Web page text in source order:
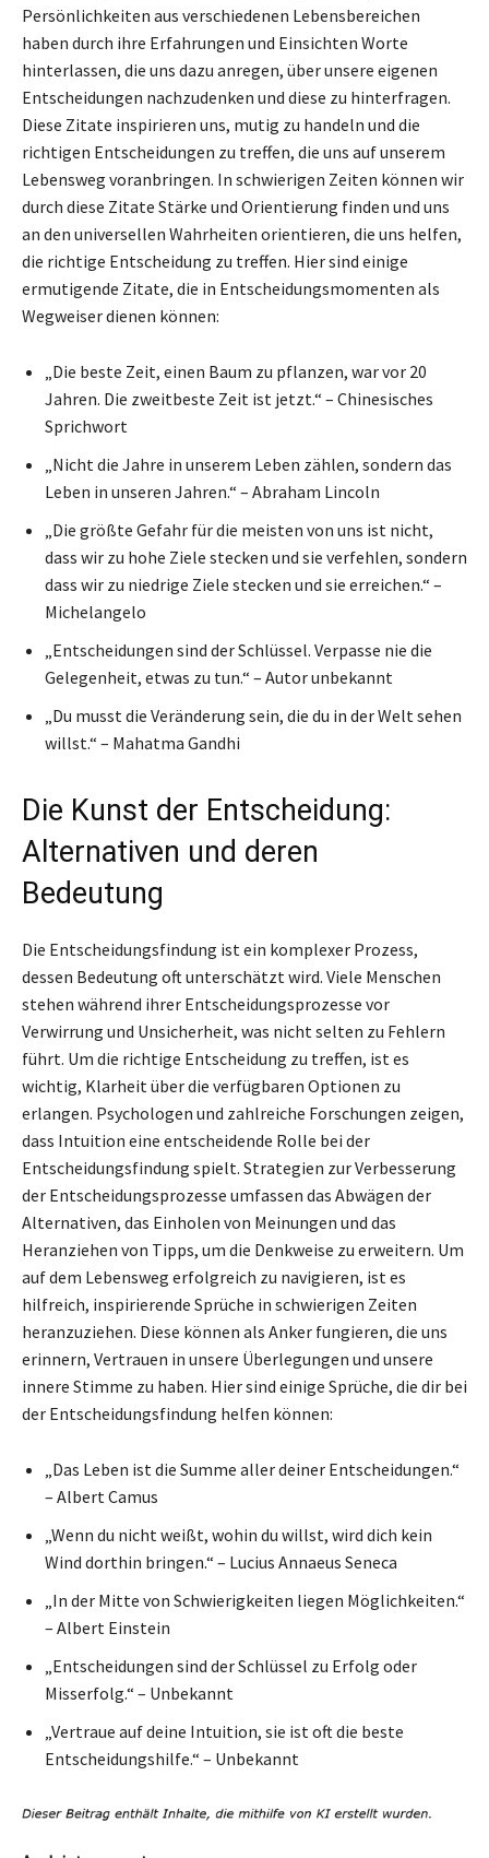
Persönlichkeiten aus verschiedenen Lebensbereichen
haben durch ihre Erfahrungen und Einsichten Worte
hinterlassen, die uns dazu anregen, über unsere eigenen
Entscheidungen nachzudenken und diese zu hinterfragen.
Diese Zitate inspirieren uns, mutig zu handeln und die
richtigen Entscheidungen zu treffen, die uns auf unserem
Lebensweg voranbringen. In schwierigen Zeiten können wir
durch diese Zitate Stärke und Orientierung finden und uns
an den universellen Wahrheiten orientieren, die uns helfen,
die richtige Entscheidung zu treffen. Hier sind einige
ermutigende Zitate, die in Entscheidungsmomenten als
Wegweiser dienen können:
„Die beste Zeit, einen Baum zu pflanzen, war vor 20
Jahren. Die zweitbeste Zeit ist jetzt.“ – Chinesisches
Sprichwort
„Nicht die Jahre in unserem Leben zählen, sondern das
Leben in unseren Jahren.“ – Abraham Lincoln
„Die größte Gefahr für die meisten von uns ist nicht,
dass wir zu hohe Ziele stecken und sie verfehlen, sondern
dass wir zu niedrige Ziele stecken und sie erreichen.“ –
Michelangelo
„Entscheidungen sind der Schlüssel. Verpasse nie die
Gelegenheit, etwas zu tun.“ – Autor unbekannt
„Du musst die Veränderung sein, die du in der Welt sehen
willst.“ – Mahatma Gandhi
Die Kunst der Entscheidung:
Alternativen und deren
Bedeutung
Die Entscheidungsfindung ist ein komplexer Prozess,
dessen Bedeutung oft unterschätzt wird. Viele Menschen
stehen während ihrer Entscheidungsprozesse vor
Verwirrung und Unsicherheit, was nicht selten zu Fehlern
führt. Um die richtige Entscheidung zu treffen, ist es
wichtig, Klarheit über die verfügbaren Optionen zu
erlangen. Psychologen und zahlreiche Forschungen zeigen,
dass Intuition eine entscheidende Rolle bei der
Entscheidungsfindung spielt. Strategien zur Verbesserung
der Entscheidungsprozesse umfassen das Abwägen der
Alternativen, das Einholen von Meinungen und das
Heranziehen von Tipps, um die Denkweise zu erweitern. Um
auf dem Lebensweg erfolgreich zu navigieren, ist es
hilfreich, inspirierende Sprüche in schwierigen Zeiten
heranzuziehen. Diese können als Anker fungieren, die uns
erinnern, Vertrauen in unsere Überlegungen und unsere
innere Stimme zu haben. Hier sind einige Sprüche, die dir bei
der Entscheidungsfindung helfen können:
„Das Leben ist die Summe aller deiner Entscheidungen.“
– Albert Camus
„Wenn du nicht weißt, wohin du willst, wird dich kein
Wind dorthin bringen.“ – Lucius Annaeus Seneca
„In der Mitte von Schwierigkeiten liegen Möglichkeiten.“
– Albert Einstein
„Entscheidungen sind der Schlüssel zu Erfolg oder
Misserfolg.“ – Unbekannt
„Vertraue auf deine Intuition, sie ist oft die beste
Entscheidungshilfe.“ – Unbekannt